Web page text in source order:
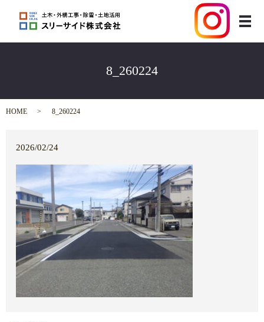
メ
8_260224
HOME 8_260224
2026/02/24